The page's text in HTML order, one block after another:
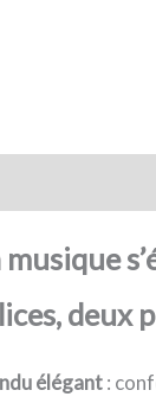
musique
deux
élégant: